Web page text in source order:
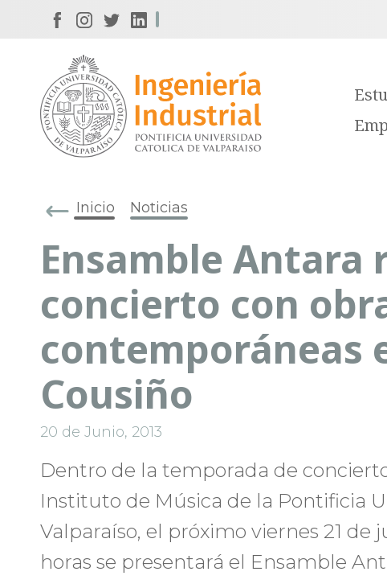
Inicio Noticias
Ensamble Antara
concierto con
contemporáneas
Cousiño
20 de Junio, 2013
Dentro de la temporada de
Instituto de Música de la Pontificia
Valparaíso, el próximo viernes 21 de
horas se presentará el Ensamble